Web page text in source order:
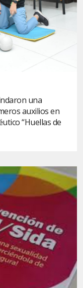
una
auxilios en
“Huellas de